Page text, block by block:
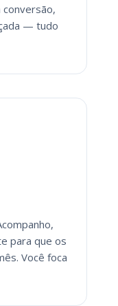
conversão,
— tudo
para que os
Você foca